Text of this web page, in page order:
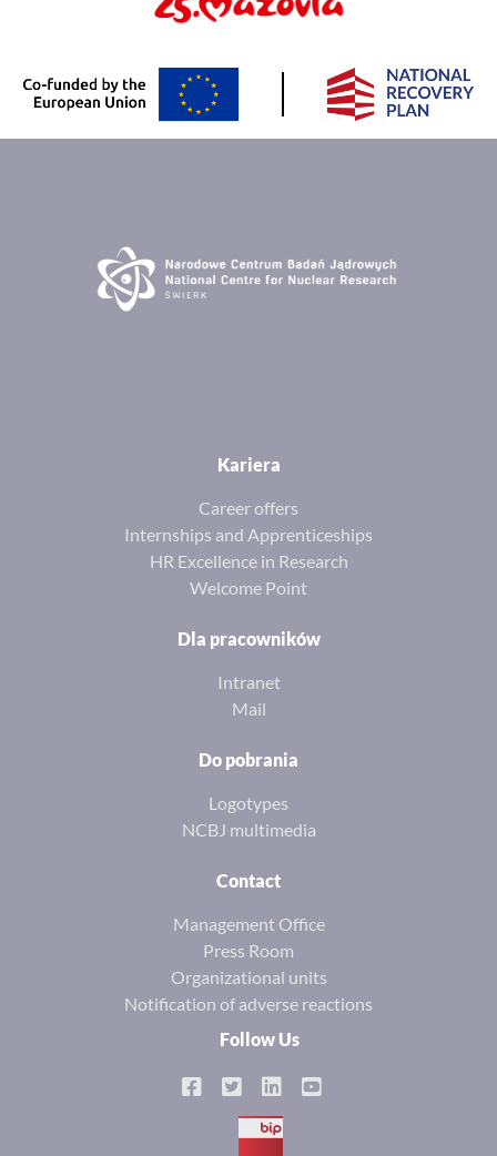
Kariera
Career offers
Internships and Apprenticeships
HR Excellence in Research
Welcome Point
Dla pracowników
Intranet
Mail
Do pobrania
Logotypes
NCBJ multimedia
Contact
Management Office
Press Room
Organizational units
Notification of adverse reactions
Follow Us
BIP